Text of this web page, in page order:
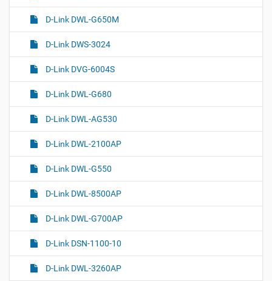
D-Link DWL-G650M
D-Link DWS-3024
D-Link DVG-6004S
D-Link DWL-G680
D-Link DWL-AG530
D-Link DWL-2100AP
D-Link DWL-G550
D-Link DWL-8500AP
D-Link DWL-G700AP
D-Link DSN-1100-10
D-Link DWL-3260AP